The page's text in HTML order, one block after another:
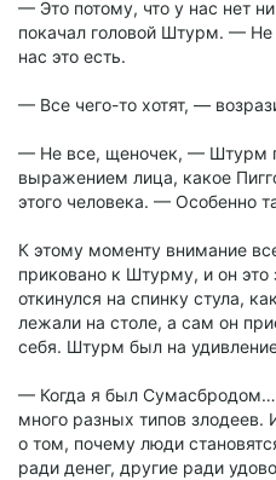
— Это потому, что у нас нет
покачал головой Штурм. — Не
нас это есть.
— Все чего-то хотят, —
— Не все, щеночек, — Штурм
выражением лица, какое
этого человека. — Особенно
К этому моменту внимание
приковано к Штурму, и он
откинулся на спинку стула,
лежали на столе, а сам он
себя. Штурм был на
— Когда я был
много разных типов злодеев.
о том, почему люди
ради денег, другие ради